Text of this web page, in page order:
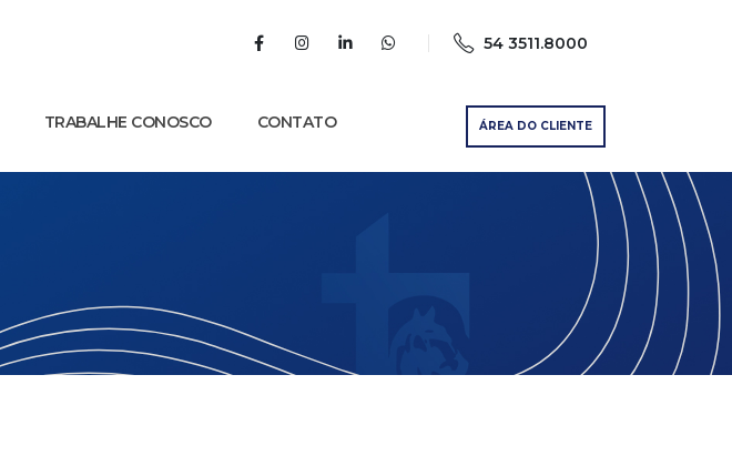
54 3511.8000
TRABALHE CONOSCO CONTATO ÁREA DO CLIENTE